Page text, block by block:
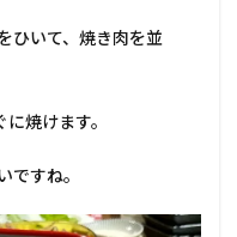
ひいて、焼き肉を並
焼けます。
ですね。